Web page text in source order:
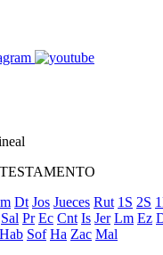
Dt Jos Jueces Rut 1S 2S
Sal Pr Ec Cnt Is Jer Lm Ez
Hab Sof Ha Zac Mal